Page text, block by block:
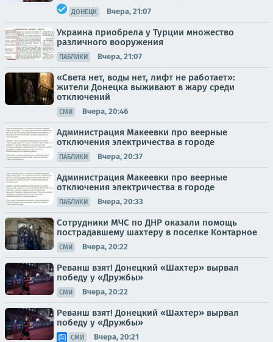
ДОНЕЦК Вчера, 21:07
Украина приобрела у Турции множество
различного вооружения
ПАБЛИКИ Вчера, 21:07
«Света нет, воды нет, лифт не работает»:
жители Донецка выживают в жару среди
отключений
СМИ Вчера, 20:46
Администрация Макеевки про веерные
отключения электричества в городе
ПАБЛИКИ Вчера, 20:37
Администрация Макеевки про веерные
отключения электричества в городе
ПАБЛИКИ Вчера, 20:33
Сотрудники МЧС по ДНР оказали помощь
пострадавшему шахтеру в поселке Контарное
СМИ Вчера, 20:22
Реванш взят! Донецкий «Шахтер» вырвал
победу у «Дружбы»
СМИ Вчера, 20:22
Реванш взят! Донецкий «Шахтер» вырвал
победу у «Дружбы»
СМИ Вчера, 20:21